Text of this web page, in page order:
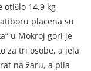
otišlo 14,9 kg
plaćena su
u Mokroj gori je
za tri osobe, a jela
na žaru, a pila